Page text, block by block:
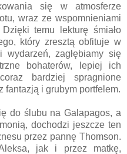
się w atmosferze
wraz ze wspomnieniami
temu lekturę śmiało
który zresztą obfituje w
zagłębiamy się
bohaterów, lepiej ich
bardziej spragnione
fantazją i grubym portfelem.
do ślubu na Galapagos, a
dochodzi jeszcze ten
przez pannę Thomson.
jak i przez matkę,